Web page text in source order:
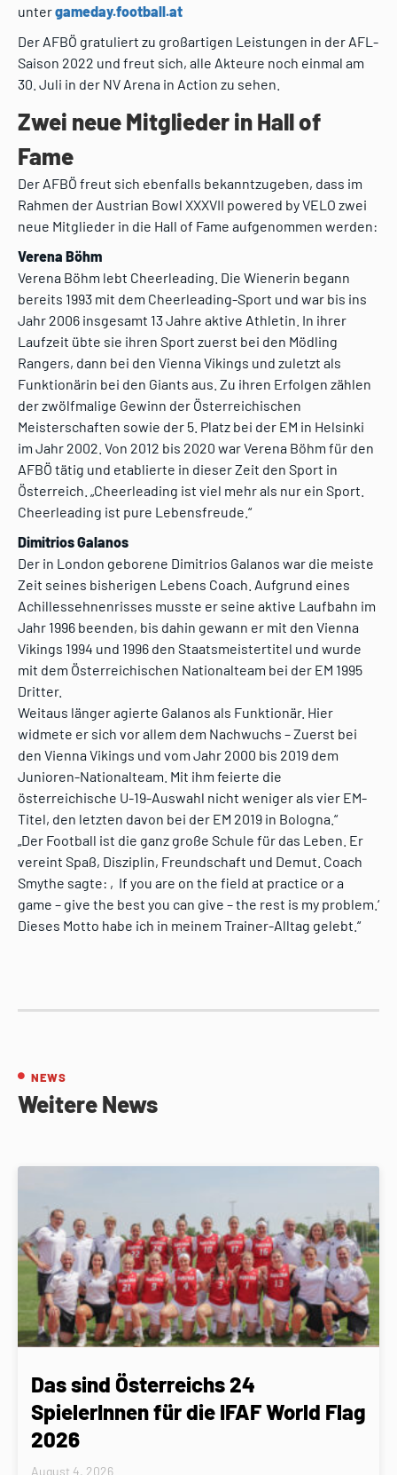
untergameday.football.at
Der AFBÖ gratuliert zu großartigen Leistungen in der AFL-
Saison 2022 und freut sich, alle Akteure noch einmal am
30. Juli in der NV Arena in Action zu sehen.
Zwei neue Mitglieder in Hall of
Fame
Der AFBÖ freut sich ebenfalls bekanntzugeben, dass im
Rahmen der Austrian Bowl XXXVII powered by VELO zwei
neue Mitglieder in die Hall of Fame aufgenommen werden:
Verena Böhm
Verena Böhm lebt Cheerleading. Die Wienerin begann
bereits 1993 mit dem Cheerleading-Sport und war bis ins
Jahr 2006 insgesamt 13 Jahre aktive Athletin. In ihrer
Laufzeit übte sie ihren Sport zuerst bei den Mödling
Rangers, dann bei den Vienna Vikings und zuletzt als
Funktionärin bei den Giants aus. Zu ihren Erfolgen zählen
der zwölfmalige Gewinn der Österreichischen
Meisterschaften sowie der 5. Platz bei der EM in Helsinki
im Jahr 2002. Von 2012 bis 2020 war Verena Böhm für den
AFBÖ tätig und etablierte in dieser Zeit den Sport in
Österreich. „Cheerleading ist viel mehr als nur ein Sport.
Cheerleading ist pure Lebensfreude.“
Dimitrios Galanos
Der in London geborene Dimitrios Galanos war die meiste
Zeit seines bisherigen Lebens Coach. Aufgrund eines
Achillessehnenrisses musste er seine aktive Laufbahn im
Jahr 1996 beenden, bis dahin gewann er mit den Vienna
Vikings 1994 und 1996 den Staatsmeistertitel und wurde
mit dem Österreichischen Nationalteam bei der EM 1995
Dritter.
Weitaus länger agierte Galanos als Funktionär. Hier
widmete er sich vor allem dem Nachwuchs – Zuerst bei
den Vienna Vikings und vom Jahr 2000 bis 2019 dem
Junioren-Nationalteam. Mit ihm feierte die
österreichische U-19-Auswahl nicht weniger als vier EM-
Titel, den letzten davon bei der EM 2019 in Bologna.“
„Der Football ist die ganz große Schule für das Leben. Er
vereint Spaß, Disziplin, Freundschaft und Demut. Coach
Smythe sagte: ‚If you are on the field at practice or a
game – give the best you can give – the rest is my problem.‘
Dieses Motto habe ich in meinem Trainer-Alltag gelebt.“
NEWS
Weitere News
Das sind Österreichs 24
SpielerInnen für die IFAF World Flag
2026
August 4, 2026